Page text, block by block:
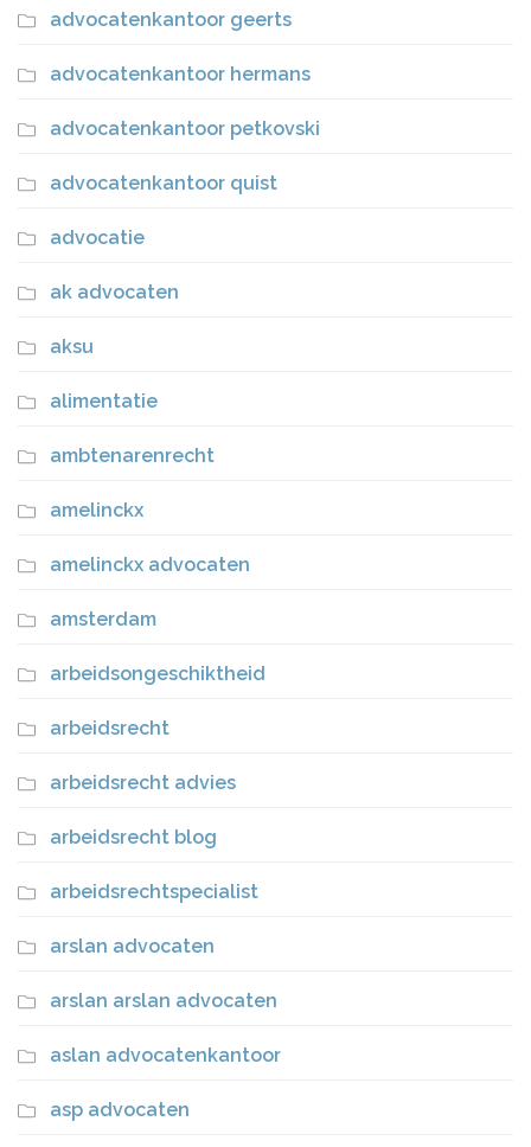
advocatenkantoor geerts
advocatenkantoor hermans
advocatenkantoor petkovski
advocatenkantoor quist
advocatie
ak advocaten
aksu
alimentatie
ambtenarenrecht
amelinckx
amelinckx advocaten
amsterdam
arbeidsongeschiktheid
arbeidsrecht
arbeidsrecht advies
arbeidsrecht blog
arbeidsrechtspecialist
arslan advocaten
arslan arslan advocaten
aslan advocatenkantoor
asp advocaten